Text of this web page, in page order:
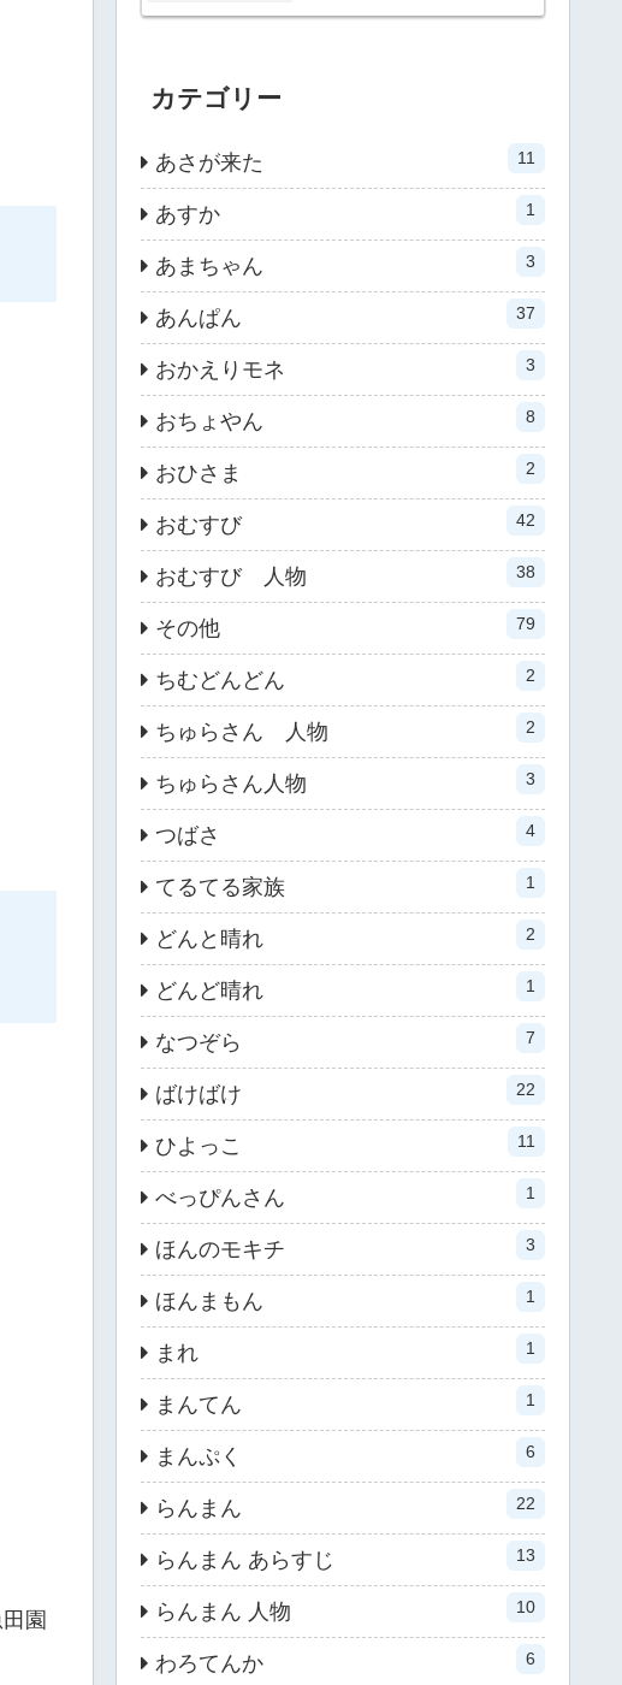
園
カテゴリー
あさが来た 11
あすか 1
あまちゃん 3
あんぱん 37
おかえりモネ 3
おちょやん 8
おひさま 2
おむすび 42
おむすび 人物 38
その他 79
ちむどんどん 2
ちゅらさん 人物 2
ちゅらさん人物 3
つばさ 4
てるてる家族 1
どんと晴れ 2
どんど晴れ 1
なつぞら 7
ばけばけ 22
ひよっこ 11
べっぴんさん 1
ほんのモキチ 3
ほんまもん 1
まれ 1
まんてん 1
まんぷく 6
らんまん 22
らんまん あらすじ 13
らんまん 人物 10
わろてんか 6